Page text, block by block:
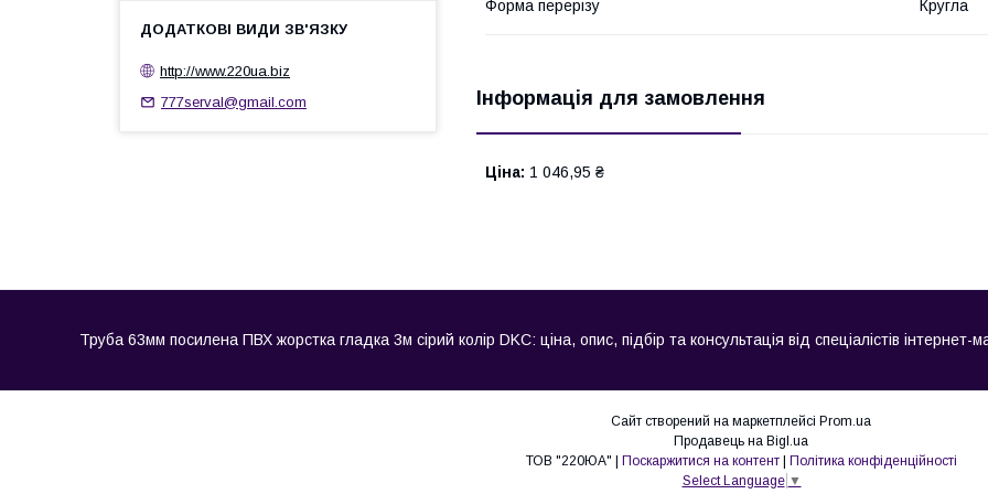
Форма перерізу Кругла
Інформація для замовлення
Ціна: 1 046,95 ₴
http://www.220ua.biz
777serval@gmail.com
Труба 63мм посилена ПВХ жорстка гладка 3м сірий колір DKC: ціна, опис, підбір та консультація від спеціалістів інтернет-
Сайт створений на маркетплейсі Prom.ua
Продавець на Bigl.ua
ТОВ "220ЮА" | Поскаржитися на контент | Політика конфіденційності
Select Language ▼